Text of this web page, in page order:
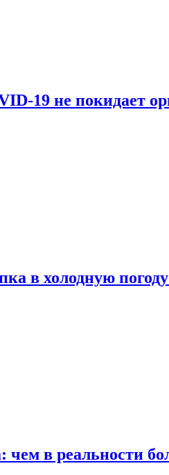
19 не покидает
в холодную
в реальности